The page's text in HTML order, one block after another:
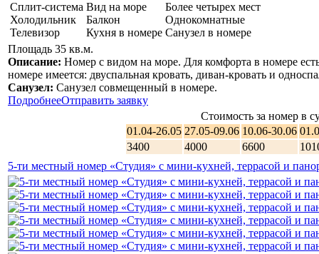
Сплит-система
Холодильник
Телевизор
Вид на море
Балкон
Кухня в номере
Более четырех мест
Однокомнатные
Санузел в номере
Площадь 35 кв.м.
Описание: Номер с видом на море. Для комфорта в номере
номере имеется: двуспальная кровать, диван-кровать и
Санузел: Санузел совмещенный в номере.
ПодробнееОтправить заявку
Стоимость за номер в
01.04-26.05 27.05-09.06 10.06-30.06
3400
4000 6600
5-ти местный номер «Студия» с мини-кухней, террасой и